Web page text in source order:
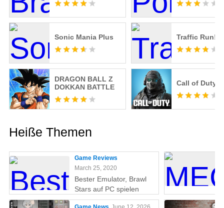
Sonic Mania Plus Traffic Run!
DRAGON BALL Z
DOKKAN BATTLE
Call of Duty
Heiße Themen
Game Reviews
March 25, 2020
Bester Emulator, Brawl
Stars auf PC spielen